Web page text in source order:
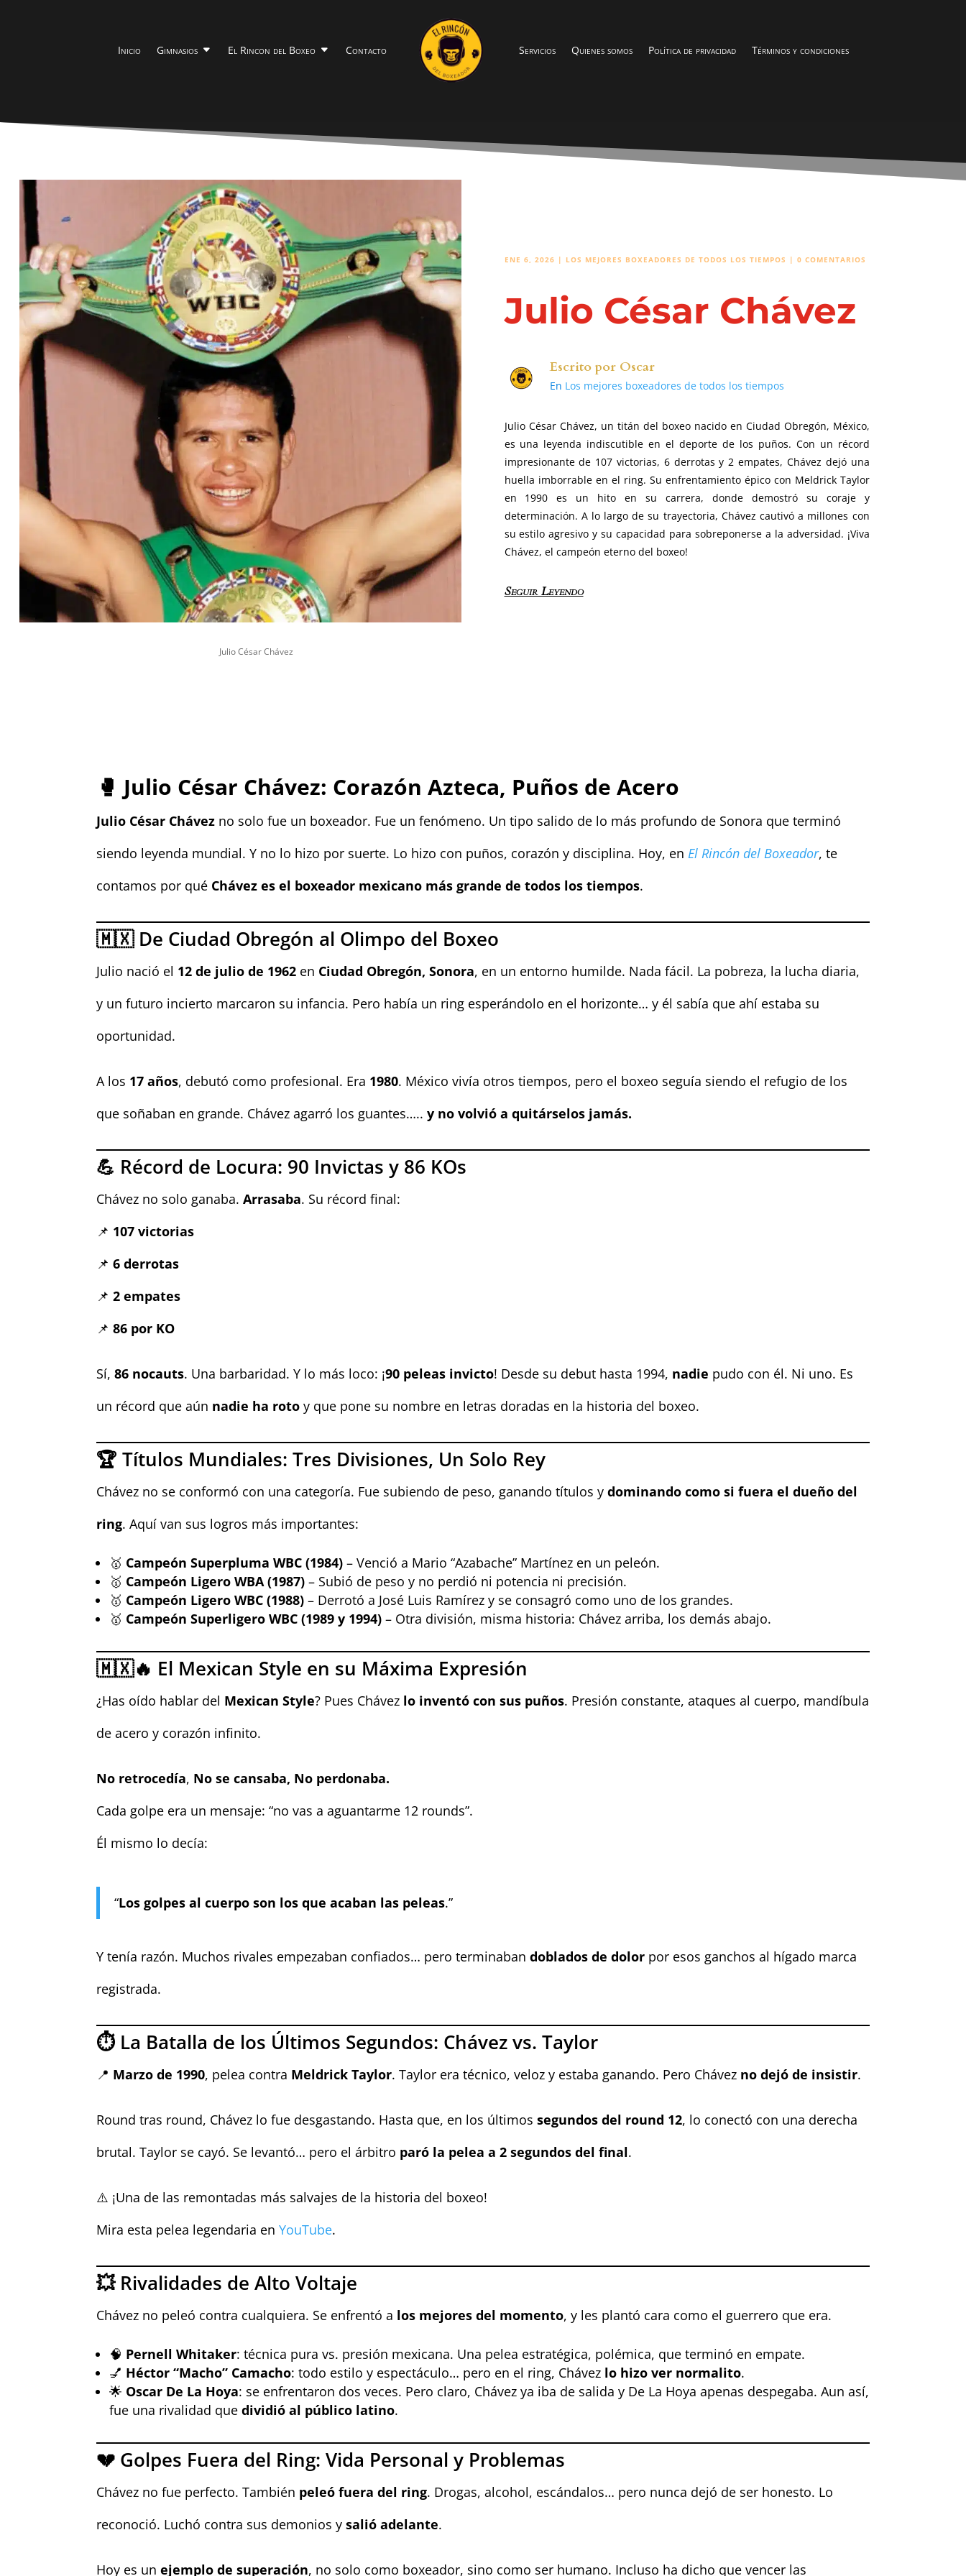
Inicio Gimnasios El Rincon del Boxeo Contacto Servicios Quienes somos Política de privacidad Términos y condiciones
Julio César Chávez
ENE 6, 2026 | LOS MEJORES BOXEADORES DE TODOS LOS TIEMPOS | 0 COMENTARIOS
Julio César Chávez
Escrito por Oscar
En Los mejores boxeadores de todos los tiempos
Julio César Chávez, un titán del boxeo nacido en Ciudad Obregón, México,
es una leyenda indiscutible en el deporte de los puños. Con un récord
impresionante de 107 victorias, 6 derrotas y 2 empates, Chávez dejó una
huella imborrable en el ring. Su enfrentamiento épico con Meldrick Taylor
en 1990 es un hito en su carrera, donde demostró su coraje y
determinación. A lo largo de su trayectoria, Chávez cautivó a millones con
su estilo agresivo y su capacidad para sobreponerse a la adversidad. ¡Viva
Chávez, el campeón eterno del boxeo!
Seguir Leyendo
🥊 Julio César Chávez: Corazón Azteca, Puños de Acero
Julio César Chávez no solo fue un boxeador. Fue un fenómeno. Un tipo salido de lo más profundo de Sonora que terminó
siendo leyenda mundial. Y no lo hizo por suerte. Lo hizo con puños, corazón y disciplina. Hoy, en El Rincón del Boxeador, te
contamos por qué Chávez es el boxeador mexicano más grande de todos los tiempos.
🇲🇽 De Ciudad Obregón al Olimpo del Boxeo
Julio nació el 12 de julio de 1962 en Ciudad Obregón, Sonora, en un entorno humilde. Nada fácil. La pobreza, la lucha diaria,
y un futuro incierto marcaron su infancia. Pero había un ring esperándolo en el horizonte… y él sabía que ahí estaba su
oportunidad.
A los 17 años, debutó como profesional. Era 1980. México vivía otros tiempos, pero el boxeo seguía siendo el refugio de los
que soñaban en grande. Chávez agarró los guantes…..y no volvió a quitárselos jamás.
💪 Récord de Locura: 90 Invictas y 86 KOs
Chávez no solo ganaba.Arrasaba. Su récord final:
📌 107 victorias
📌6 derrotas
📌2 empates
📌86 por KO
Sí,86 nocauts. Una barbaridad. Y lo más loco: ¡90 peleas invicto! Desde su debut hasta 1994, nadie pudo con él. Ni uno. Es
un récord que aún nadie ha roto y que pone su nombre en letras doradas en la historia del boxeo.
🏆 Títulos Mundiales: Tres Divisiones, Un Solo Rey
Chávez no se conformó con una categoría. Fue subiendo de peso, ganando títulos ydominando como si fuera el dueño del
ring. Aquí van sus logros más importantes:
🥇 Campeón Superpluma WBC (1984) – Venció a Mario “Azabache” Martínez en un peleón.
🥇 Campeón Ligero WBA (1987) – Subió de peso y no perdió ni potencia ni precisión.
🥇 Campeón Ligero WBC (1988) – Derrotó a José Luis Ramírez y se consagró como uno de los grandes.
🥇 Campeón Superligero WBC (1989 y 1994) – Otra división, misma historia: Chávez arriba, los demás abajo.
🇲🇽🔥 El Mexican Style en su Máxima Expresión
¿Has oído hablar del Mexican Style? Pues Chávez lo inventó con sus puños. Presión constante, ataques al cuerpo, mandíbula
de acero y corazón infinito.
No retrocedía, No se cansaba, No perdonaba.
Cada golpe era un mensaje: “no vas a aguantarme 12 rounds”.
Él mismo lo decía:
“Los golpes al cuerpo son los que acaban las peleas.”
Y tenía razón. Muchos rivales empezaban confiados… pero terminabandoblados de dolor por esos ganchos al hígado marca
registrada.
⏱️ La Batalla de los Últimos Segundos: Chávez vs. Taylor
📍 Marzo de 1990, pelea contra Meldrick Taylor. Taylor era técnico, veloz y estaba ganando. Pero Chávez no dejó de insistir.
Round tras round, Chávez lo fue desgastando. Hasta que, en los últimossegundos del round 12, lo conectó con una derecha
brutal. Taylor se cayó. Se levantó… pero el árbitro paró la pelea a 2 segundos del final.
⚠️ ¡Una de las remontadas más salvajes de la historia del boxeo!
Mira esta pelea legendaria enYouTube.
💥 Rivalidades de Alto Voltaje
Chávez no peleó contra cualquiera. Se enfrentó a los mejores del momento, y les plantó cara como el guerrero que era.
🧠 Pernell Whitaker: técnica pura vs. presión mexicana. Una pelea estratégica, polémica, que terminó en empate.
💅 Héctor “Macho” Camacho: todo estilo y espectáculo… pero en el ring, Chávez lo hizo ver normalito.
🌟 Oscar De La Hoya: se enfrentaron dos veces. Pero claro, Chávez ya iba de salida y De La Hoya apenas despegaba. Aun así,
fue una rivalidad quedividió al público latino.
💔 Golpes Fuera del Ring: Vida Personal y Problemas
Chávez no fue perfecto. También peleó fuera del ring. Drogas, alcohol, escándalos… pero nunca dejó de ser honesto. Lo
reconoció. Luchó contra sus demonios ysalió adelante.
Hoy es unejemplo de superación, no solo como boxeador, sino como ser humano. Incluso ha dicho que vencer las